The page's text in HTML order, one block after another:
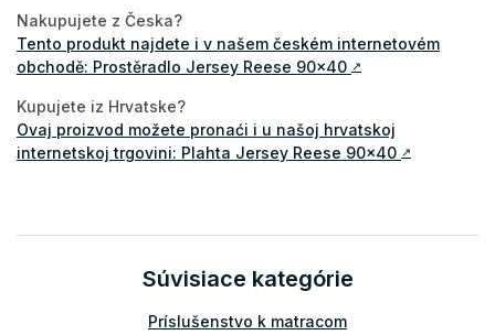
Nakupujete z Česka?
Tento produkt najdete i v našem českém internetovém
obchodě: Prostěradlo Jersey Reese 90x40 ↗
Kupujete iz Hrvatske?
Ovaj proizvod možete pronaći i u našoj hrvatskoj
internetskoj trgovini: Plahta Jersey Reese 90x40 ↗
Súvisiace kategórie
Príslušenstvo k matracom